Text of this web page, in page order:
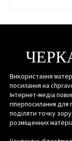
Використання
посилання на
Інтернет-медіа
гіперпосилання
поділяти точку зору
розміщенних